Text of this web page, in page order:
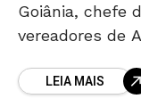
Goiânia, chefe
vereadores de
LEIA MAIS